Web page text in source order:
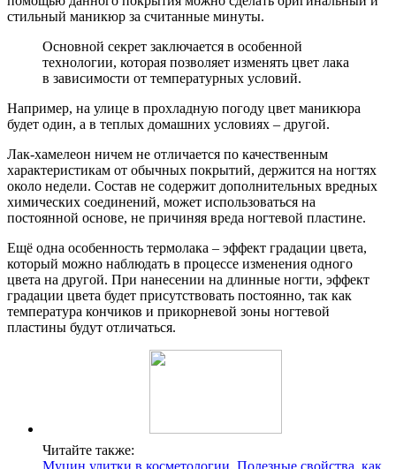
стильный маникюр за считанные минуты.
Основной секрет заключается в особенной
технологии, которая позволяет изменять цвет лака
в зависимости от температурных условий.
Например, на улице в прохладную погоду цвет маникюра
будет один, а в теплых домашних условиях – другой.
Лак-хамелеон ничем не отличается по качественным
характеристикам от обычных покрытий, держится на ногтях
около недели. Состав не содержит дополнительных вредных
химических соединений, может использоваться на
постоянной основе, не причиняя вреда ногтевой пластине.
Ещё одна особенность термолака – эффект градации цвета,
который можно наблюдать в процессе изменения одного
цвета на другой. При нанесении на длинные ногти, эффект
градации цвета будет присутствовать постоянно, так как
температура кончиков и прикорневой зоны ногтевой
пластины будут отличаться.
Читайте также:
Муцин улитки в косметологии. Полезные свойства, как